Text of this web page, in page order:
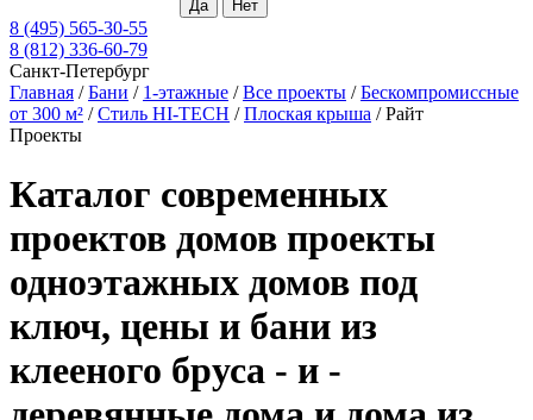
8 (495) 565-30-55
8 (812) 336-60-79
Санкт-Петербург
Главная /Бани / 1-этажные /Все проекты /Бескомпромиссные
от 300 м² /Стиль HI-TECH /Плоская крыша /Райт
Проекты
Каталог современных
проектов домов проекты
одноэтажных домов под
ключ, цены и бани из
клееного бруса - и -